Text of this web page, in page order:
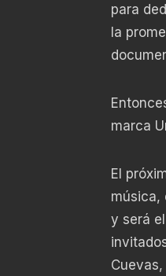
para
la
marca
El
música,
y será